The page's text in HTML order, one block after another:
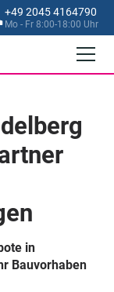
+49 2045 4164790
Mo - Fr 8:00-18:00 Uhr
in
Bauvorhaben